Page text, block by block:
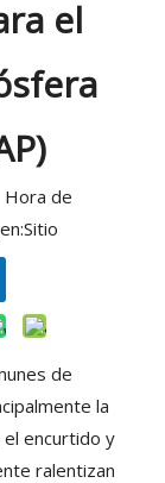
el
de
Sitio
de
la
el encurtido y
ralentizan